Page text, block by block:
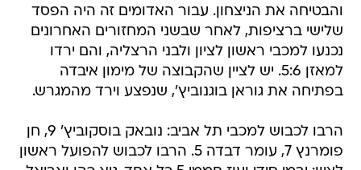
והבטיחה את הניצחון. עבור האדומים זה היה הפסד
שלישי ברציפות, לאחר שבשני המחזורים האחרונים
נכנעו למכבי ראשון לציון ולבני הרצליה, והם ירדו
למאזן 5:6. יש לציין שהקבוצה של מימון איבדה
בפתיחה את גוראן בוגנוביץ', שנפצע וירד מהמגרש.
הרבו לכבוש למכבי תל אביב: נובאק בוסקוביץ' 9, חן
פומרנץ 7, עומר דבדה 5. הרבו לכבוש להפועל ראשון